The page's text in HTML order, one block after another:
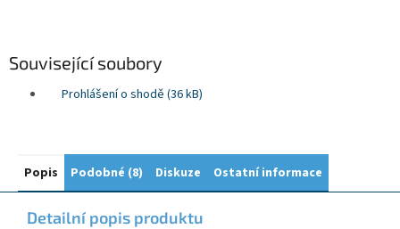
Související soubory
Prohlášení o shodě (36 kB)
Popis Podobné (8) Diskuze Ostatní informace
Detailní popis produktu